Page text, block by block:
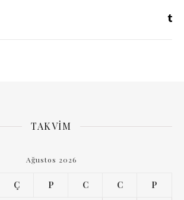
TAKVIM
Ağustos 2026
Ç P C C P